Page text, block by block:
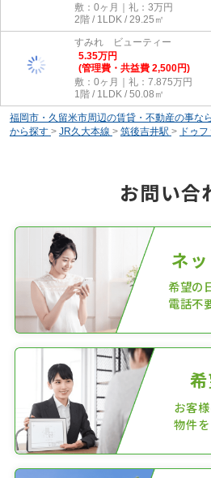
敷：0ヶ月｜礼：3万円
2階 / 1LDK / 29.25㎡
すみれ ビューティー
5.35万円
(管理費・共益費 2,500円)
敷：0ヶ月｜礼：7.875万円
1階 / 1LDK / 50.08㎡
福岡市・久留米市周辺の賃貸・不動産の事な
から探す > JR久大本線 > 筑後吉井駅 > ドゥ
お問い合
ネ
希望の
電話不
お客
物件